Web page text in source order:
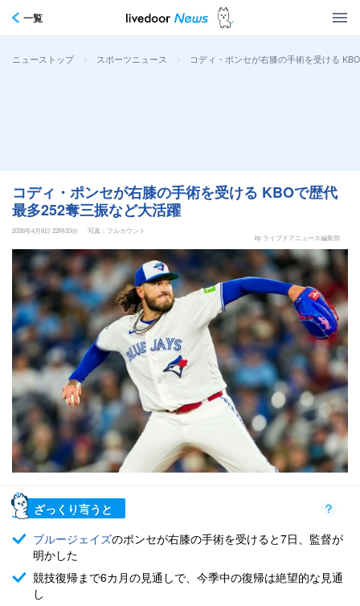
一覧
ニューストップ > スポーツニュース > コディ・ポンセが右膝の手術を受ける
コディ・ポンセが右膝の手術を受ける KBOで歴代
最多252奪三振など大活躍
2026年4月8日 22時33分
写真：フルカウント
by ライブドアニュース編集部
ざっくり言うと
ブルージェイズのポンセが右膝の手術を受けると7日、監督が
明かした
競技復帰まで6カ月の見通しで、今季中の復帰は絶望的な見通
し